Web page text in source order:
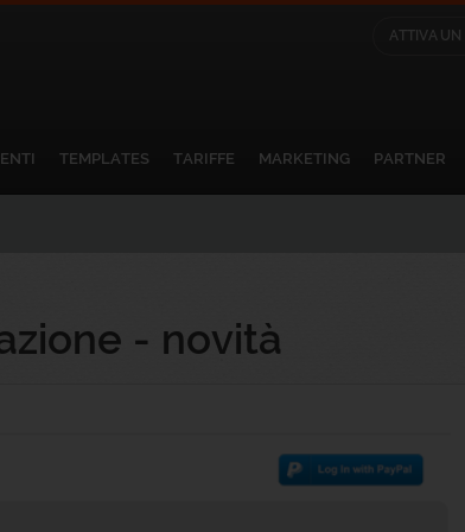
ATTIVA UN
TEMPLATES TARIFFE MARKETING PARTNER
- novità
in qualunque momento seguendo